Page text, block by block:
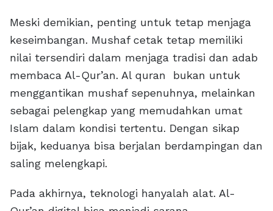
Meski demikian, penting untuk tetap menjaga
keseimbangan. Mushaf cetak tetap memiliki
nilai tersendiri dalam menjaga tradisi dan adab
membaca Al-Qur’an. Al quran bukan untuk
menggantikan mushaf sepenuhnya, melainkan
sebagai pelengkap yang memudahkan umat
Islam dalam kondisi tertentu. Dengan sikap
bijak, keduanya bisa berjalan berdampingan dan
saling melengkapi.
Pada akhirnya, teknologi hanyalah alat. Al-